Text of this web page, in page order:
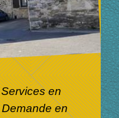
Services en
Demande en